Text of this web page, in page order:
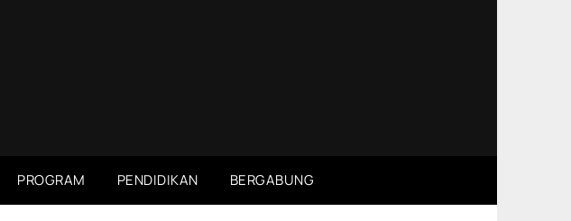
PROGRAM PENDIDIKAN BERGABUNG